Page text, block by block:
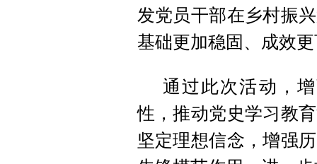
发党员干部在乡村振
基础更加稳固、成效
通过此次活动，
性，推动党史学习教
坚定理想信念，增强